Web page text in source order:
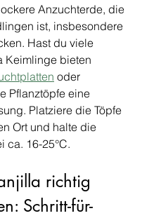
Anzuchterde, die
ist, insbesondere
Hast du viele
Keimlinge bieten
oder
Pflanztöpfe eine
Platziere die Töpfe
Ort und halte die
ca. 16-25°C.
richtig
Schritt-für-